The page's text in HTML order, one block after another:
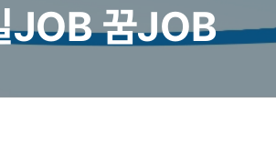
JOB 꿈JOB